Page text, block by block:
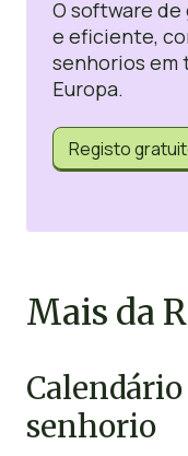
O software
e eficiente,
senhorios em
Europa.
Registo
Mais da
senhorio